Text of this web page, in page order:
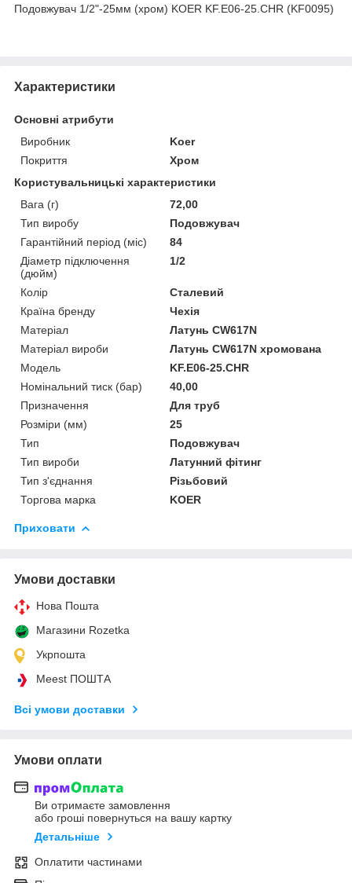
Подовжувач 1/2"-25мм (хром) KOER KF.E06-25.CHR (KF0095)
Характеристики
Основні атрибути
Виробник
Koer
Покриття
Хром
Користувальницькі характеристики
Вага (г)
72,00
Тип виробу
Подовжувач
Гарантійний період (міс)
84
Діаметр підключення
(дюйм)
1/2
Колір
Сталевий
Країна бренду
Чехія
Матеріал
Латунь CW617N
Матеріал вироби
Латунь CW617N хромована
Мoдель
KF.E06-25.CHR
Номінальний тиск (бар)
40,00
Призначення
Для труб
Розміри (мм)
25
Тип
Подовжувач
Тип вироби
Латунний фітинг
Тип з'єднання
Різьбовий
Торгова марка
KOER
Приховати
Умови доставки
Нова Пошта
Магазини Rozetka
Укрпошта
Meest ПОШТА
Всі умови доставки
Умови оплати
Ви отримаєте замовлення
або гроші повернуться на вашу картку
Детальніше
Оплатити частинами